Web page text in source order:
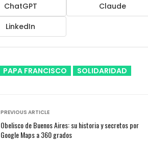
ChatGPT Claude
LinkedIn
PAPA FRANCISCO SOLIDARIDAD
PREVIOUS ARTICLE
Obelisco de Buenos Aires: su historia y secretos por
Google Maps a 360 grados